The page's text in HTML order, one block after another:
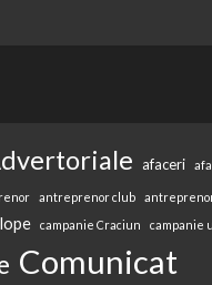
afaceri
antreprenor club
campanie Craciun campanie
Comunicat